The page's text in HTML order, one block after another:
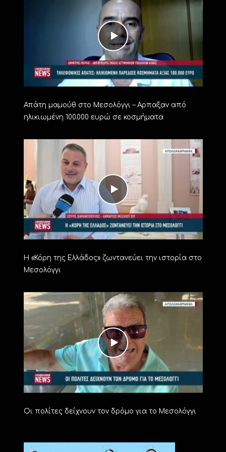
Απάτη μαμούθ στο Μεσολόγγι – Αρπαξαν από
ηλικιωμένη 100.000 ευρώ σε κοσμήματα
Η «Κόρη της Ελλάδος» ζωντανεύει την ιστορία στο
Μεσολόγγι
Οι πολίτες δείχνουν τον δρόμο για το Μεσολόγγι